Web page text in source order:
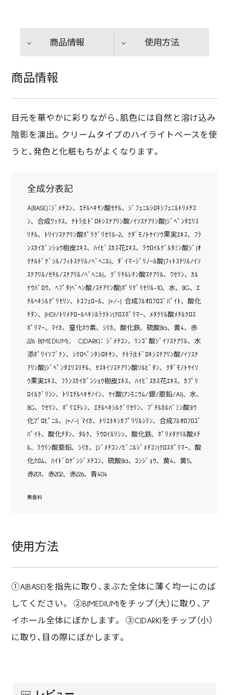
商品情報 使用方法
商品情報
目元を華やかに彩りながら、肌色には自然と溶け込み
陰影を演出。クリームタイプのハイライトベースを使
うと、発色と化粧もちがよくなります。
全成分表記
A(BASE)：ｼﾞﾒﾁｺﾝ､ ｴﾁﾙﾍｷｻﾝ酸ｾﾁﾙ､ ｼﾞﾌｪﾆﾙｼﾛｷｼﾌｪﾆﾙﾄﾘﾒﾁｺ
ﾝ､ 合成ﾜｯｸｽ､ ﾃﾄﾗ(ﾋﾄﾞﾛｷｼｽﾃｱﾘﾝ酸/ｲｿｽﾃｱﾘﾝ酸)ｼﾞﾍﾟﾝﾀｴﾘｽ
ﾘﾁﾙ､ ﾄﾘｲｿｽﾃｱﾘﾝ酸ﾎﾟﾘｸﾞﾘｾﾘﾙ-2､ ｸﾀﾞﾓﾉﾄｹｲｿｳ果実ｴｷｽ､ ﾌﾗ
ﾝｽｶｲｶﾞﾝｼｮｳ樹皮ｴｷｽ､ ﾊｲﾋﾞｽｶｽ花ｴｷｽ､ ﾗｳﾛｲﾙｸﾞﾙﾀﾐﾝ酸ｼﾞ(ｵ
ｸﾁﾙﾄﾞﾃﾞｼﾙ/ﾌｨﾄｽﾃﾘﾙ/ﾍﾞﾍﾆﾙ)､ ﾀﾞｲﾏｰｼﾞﾘﾉｰﾙ酸(ﾌｨﾄｽﾃﾘﾙ/ｲｿ
ｽﾃｱﾘﾙ/ｾﾁﾙ/ｽﾃｱﾘﾙ/ﾍﾞﾍﾆﾙ)､ ｸﾞﾘﾁﾙﾚﾁﾝ酸ｽﾃｱﾘﾙ､ ﾜｾﾘﾝ､ ｶﾙ
ﾅｳﾊﾞﾛｳ､ ﾍﾌﾟﾀ(ﾍﾞﾍﾝ酸/ｽﾃｱﾘﾝ酸)ﾎﾟﾘｸﾞﾘｾﾘﾙ-10､ 水､ BG､ ｴ
ﾁﾙﾍｷｼﾙｸﾞﾘｾﾘﾝ､ ﾄｺﾌｪﾛｰﾙ､ (+/-) 合成ﾌﾙｵﾛﾌﾛｺﾞﾊﾟｲﾄ､ 酸化
ﾁﾀﾝ､ (HDI/ﾄﾘﾒﾁﾛｰﾙﾍｷｼﾙﾗｸﾄﾝ)ｸﾛｽﾎﾟﾘﾏｰ､ ﾒﾀｸﾘﾙ酸ﾒﾁﾙｸﾛｽ
ﾎﾟﾘﾏｰ､ ﾏｲｶ､ 窒化ﾎｳ素､ ｼﾘｶ､ 酸化鉄､ 硫酸Ba､ 黄4､ 赤
226 B(MEDIUM)． C(DARK)： ｼﾞﾒﾁｺﾝ､ ﾘﾝｺﾞ酸ｼﾞｲｿｽﾃｱﾘﾙ､ 水
添ﾎﾟﾘｲｿﾌﾞﾃﾝ､ ｼｸﾛﾍﾟﾝﾀｼﾛｷｻﾝ､ ﾃﾄﾗ(ﾋﾄﾞﾛｷｼｽﾃｱﾘﾝ酸/ｲｿｽﾃ
ｱﾘﾝ酸)ｼﾞﾍﾟﾝﾀｴﾘｽﾘﾁﾙ､ ｾｽｷｲｿｽﾃｱﾘﾝ酸ｿﾙﾋﾞﾀﾝ､ ｸﾀﾞﾓﾉﾄｹｲｿ
ｳ果実ｴｷｽ､ ﾌﾗﾝｽｶｲｶﾞﾝｼｮｳ樹皮ｴｷｽ､ ﾊｲﾋﾞｽｶｽ花ｴｷｽ､ ｶﾌﾟﾘ
ﾛｲﾙｸﾞﾘｼﾝ､ ﾄﾘｴﾁﾙﾍｷｻﾉｲﾝ､ ｹｲ酸(ｱﾝﾓﾆｳﾑ/銀/亜鉛/Al)､ 水､
BG､ ﾜｾﾘﾝ､ ﾎﾟﾘｴﾁﾚﾝ､ ｴﾁﾙﾍｷｼﾙｸﾞﾘｾﾘﾝ､ ﾌﾞﾁﾙｶﾙﾊﾞﾐﾝ酸ﾖｳ
化ﾌﾟﾛﾋﾟﾆﾙ､ (+/-) ﾏｲｶ､ ﾄﾘｴﾄｷｼｶﾌﾟﾘﾘﾙｼﾗﾝ､ 合成ﾌﾙｵﾛﾌﾛｺﾞ
ﾊﾟｲﾄ､ 酸化ﾁﾀﾝ､ ﾀﾙｸ､ ﾗｳﾛｲﾙﾘｼﾝ､ 酸化鉄､ ﾎﾟﾘﾒﾀｸﾘﾙ酸ﾒﾁ
ﾙ､ ﾗｳﾘﾝ酸亜鉛､ ｼﾘｶ､ (ｼﾞﾒﾁｺﾝ/ﾋﾞﾆﾙｼﾞﾒﾁｺﾝ)ｸﾛｽﾎﾟﾘﾏｰ､ 酸
化ｸﾛﾑ､ ﾊｲﾄﾞﾛｹﾞﾝｼﾞﾒﾁｺﾝ､ 硫酸Ba､ ｺﾝｼﾞｮｳ､ 黄4､ 黄5､
赤201､ 赤202､ 赤226､ 青404
無香料
使用方法
①A(BASE)を指先に取り、まぶた全体に薄く均一にのば
してください。 ②B(MEDIUM)をチップ（大）に取り、ア
イホール全体にぼかします。 ③C(DARK)をチップ（小）
に取り、目の際にぼかします。